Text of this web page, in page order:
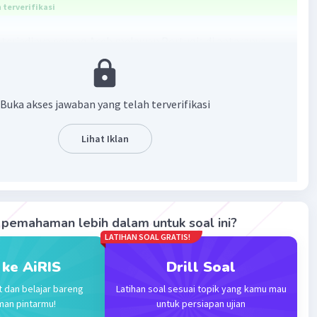
terverifikasi
Aceh menguasai jalur perdagangan di Selat Malaka
Portugis untuk memonopoli perdagangan Aceh
melakukan blokade terhadap perdagangan Aceh
melakukan penangkapan kapal-kapal Aceh
Master Teacher
02:19
terverifikasi
tepat adalah, kerajaan aceh belum cukup memiliki
Buka akses jawaban yang telah terverifikasi
Lihat Iklan
lebih dalam untuk soal ini?
AiRIS
dan belajar bareng
pintarmu!
LATIHAN SOAL GRATIS!
Drill Soal
Latihan soal sesuai topik yang kamu mau
untuk persiapan ujian